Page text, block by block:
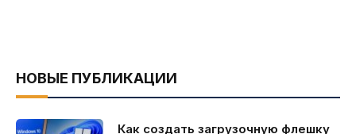
НОВЫЕ ПУБЛИКАЦИИ
Как создать загрузочную флешку